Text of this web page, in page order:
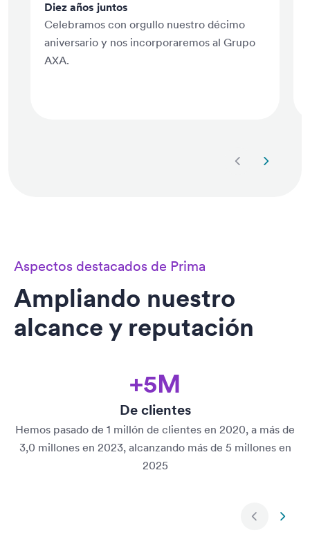
Diez años juntos
Celebramos con orgullo nuestro décimo
aniversario y nos incorporaremos al Grupo
AXA.
Siguiente
Aspectos destacados de Prima
Ampliando nuestro
alcance y reputación
+5M
De clientes
Hemos pasado de 1 millón de clientes en 2020, a más de
3,0 millones en 2023, alcanzando más de 5 millones en
2025
Siguiente